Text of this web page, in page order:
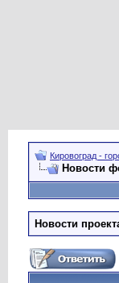
Кировоград -
Новости
Новости